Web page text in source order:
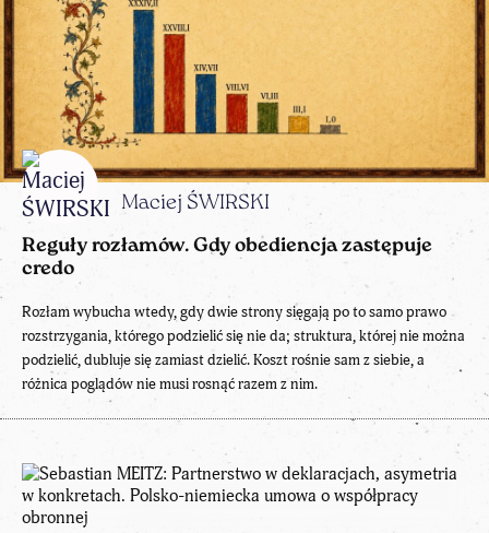
Maciej ŚWIRSKI
Reguły rozłamów. Gdy obediencja zastępuje
credo
Rozłam wybucha wtedy, gdy dwie strony sięgają po to samo prawo
rozstrzygania, którego podzielić się nie da; struktura, której nie można
podzielić, dubluje się zamiast dzielić. Koszt rośnie sam z siebie, a
różnica poglądów nie musi rosnąć razem z nim.